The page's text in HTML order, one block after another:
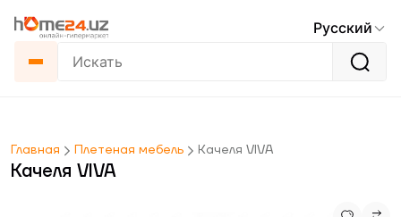
Русский
Главная Плетеная мебель Качеля VIVA
Качеля VIVA